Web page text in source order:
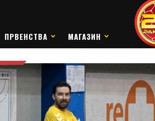
ПРВЕНСТВА МАГАЗИН